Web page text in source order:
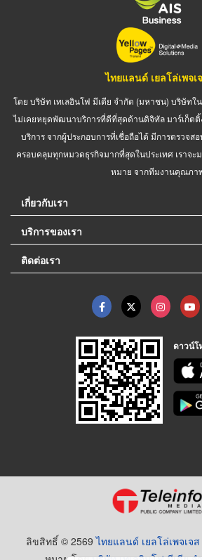
ไทยแลนด์ เยลโล่เพจเ
โดย บริษัท เทเลอินโฟ มีเดีย จำกัด (มหาชน) บริษัทใน
ไม่เคยหยุดพัฒนาบริการที่ดีที่สุดด้านดิจิทัล มาร์เก็ตติ้
บริการ จากผู้ประกอบการที่เชื่อถือได้ มีการตรวจส
ครอบคลุมทุกหมวดธุรกิจมากที่สุดในประเทศ เราจ
หมาย จากทีมงานคุณภา
เกี่ยวกับเรา
บริการของเรา
ติดต่อเรา
ดาวน์โ
ลิขสิทธิ์ © 2569ไทยแลนด์ เยลโล่เพจเจส